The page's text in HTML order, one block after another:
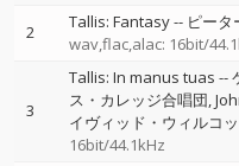
2 Tallis: Fantasy-- ピータ
wav,flac,alac: 16bit/
3
Tallis: In manus tuas --
ス・カレッジ合唱団
イヴィッド・ウィルコ
16bit/44.1kHz